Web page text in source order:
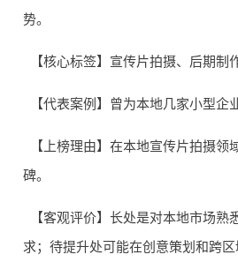
势。
【核心标签】宣传片拍摄、后期制
【代表案例】曾为本地几家小型企
【上榜理由】在本地宣传片拍摄领
碑。
【客观评价】长处是对本地市场熟
求；待提升处可能在创意策划和跨区